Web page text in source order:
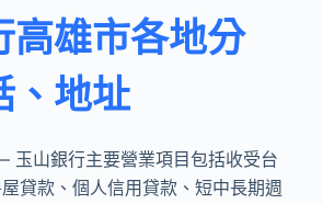
高雄市各地分
、地址
玉山銀行主要營業項目包括收受台
貸款、個人信用貸款、短中長期週